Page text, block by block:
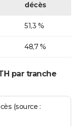
décès
51,3 %
48,7 %
par tranche
(source :